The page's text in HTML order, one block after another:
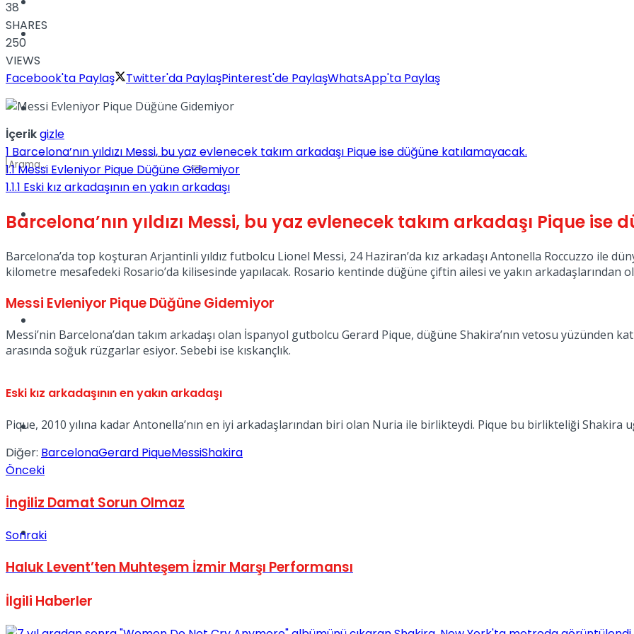
Dünya
Türkiye
Sinema
Tatil
Podcast
No Result
38
SHARES
250
VIEWS
Facebook'ta Paylaş
Twitter'da PaylaşPinterest'de PaylaşWhatsApp'ta Paylaş
İçerikgizle
1 Barcelona’nın yıldızı Messi, bu yaz evlenecek takım arkadaşı Pique ise düğüne katılamayacak.
1.1 Messi Evleniyor Pique Düğüne Gidemiyor
1.1.1 Eski kız arkadaşının en yakın arkadaşı
Barcelona’nın yıldızı Messi, bu yaz evlenecek takım arkadaşı Pique
Barcelona’da top koşturan Arjantinli yıldız futbolcu Lionel Messi, 24 Haziran’da kız arkadaşı Antonella Roccuzzo ile
kilometre mesafedeki Rosario’da kilisesinde yapılacak. Rosario kentinde düğüne çiftin ailesi ve yakın arkadaşlarından
Messi Evleniyor Pique Düğüne Gidemiyor
Messi’nin Barcelona’dan takım arkadaşı olan İspanyol gutbolcu Gerard Pique, düğüne Shakira’nın vetosu yüzünden
arasında soğuk rüzgarlar esiyor. Sebebi ise kıskançlık.
Eski kız arkadaşının en yakın arkadaşı
Pique, 2010 yılına kadar Antonella’nın en iyi arkadaşlarından biri olan Nuria ile birlikteydi. Pique bu birlikteliği Shakira
Diğer: BarcelonaGerard PiqueMessiShakira
Önceki
İngiliz Damat Sorun Olmaz
Sonraki
Haluk Levent’ten Muhteşem İzmir Marşı Performansı
İlgili Haberler